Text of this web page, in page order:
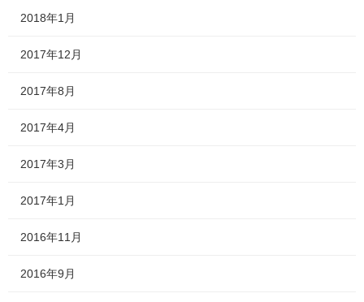
2018年1月
2017年12月
2017年8月
2017年4月
2017年3月
2017年1月
2016年11月
2016年9月